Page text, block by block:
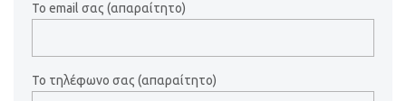
Το email σας (απαραίτητο)
Το τηλέφωνο σας (απαραίτητο)